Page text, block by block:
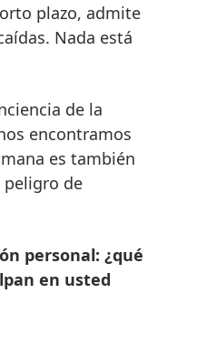
plazo, admite
Nada está
de la
encontramos
es también
peligro de
personal: ¿qué
en usted